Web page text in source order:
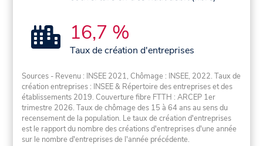
16,7 %
Taux de création d'entreprises
Sources - Revenu : INSEE 2021, Chômage : INSEE, 2022. Taux de
création entreprises : INSEE & Répertoire des entreprises et des
établissements 2019. Couverture fibre FTTH : ARCEP 1er
trimestre 2026. Taux de chômage des 15 à 64 ans au sens du
recensement de la population. Le taux de création d'entreprises
est le rapport du nombre des créations d'entreprises d'une année
sur le nombre d'entreprises de l'année précédente.